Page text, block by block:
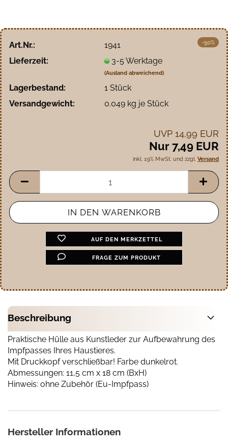
-50%
Art.Nr.:
1941
Lieferzeit:
3-5 Werktage
(Ausland abweichend)
Lagerbestand: 1 Stück
Versandgewicht:
0.049kg je Stück
UVP 14,99 EUR
Nur 7,49 EUR
inkl. 19% MwSt. und zzgl. Versand
AUF DEN MERKZETTEL
FRAGE ZUM PRODUKT
Beschreibung
Praktische Hülle aus Kunstleder zur Aufbewahrung des
Impfpasses Ihres Haustieres.
Mit Druckkopf verschließbar! Farbe dunkelrot.
Abmessungen: 11,5 cm x 18 cm (BxH)
Hinweis: ohne Zubehör (Eu-Impfpass)
Hersteller Informationen